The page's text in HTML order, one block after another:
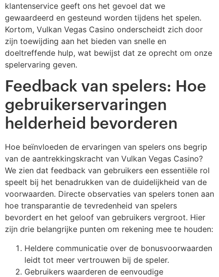
klantenservice geeft ons het gevoel dat we
gewaardeerd en gesteund worden tijdens het spelen.
Kortom, Vulkan Vegas Casino onderscheidt zich door
zijn toewijding aan het bieden van snelle en
doeltreffende hulp, wat bewijst dat ze oprecht om onze
spelervaring geven.
Feedback van spelers: Hoe
gebruikerservaringen
helderheid bevorderen
Hoe beïnvloeden de ervaringen van spelers ons begrip
van de aantrekkingskracht van Vulkan Vegas Casino?
We zien dat feedback van gebruikers een essentiële rol
speelt bij het benadrukken van de duidelijkheid van de
voorwaarden. Directe observaties van spelers tonen aan
hoe transparantie de tevredenheid van spelers
bevordert en het geloof van gebruikers vergroot. Hier
zijn drie belangrijke punten om rekening mee te houden:
Heldere communicatie over de bonusvoorwaarden
leidt tot meer vertrouwen bij de speler.
Gebruikers waarderen de eenvoudige